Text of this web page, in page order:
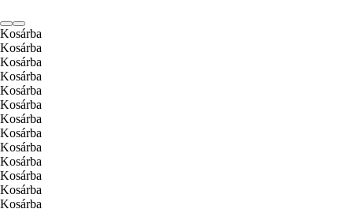
Kosárba
Kosárba
Kosárba
Kosárba
Kosárba
Kosárba
Kosárba
Kosárba
Kosárba
Kosárba
Kosárba
Kosárba
Kosárba